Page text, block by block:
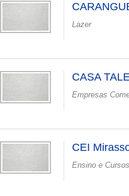
Lazer
CASA
Empresas
CEI
Ensino e Cursos